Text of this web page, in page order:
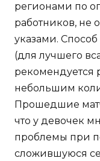
регионами по
работников, не
указами.
(для лучшего
рекомендуется
небольшим
Прошедшие
что у девочек
проблемы при
сложившуюся